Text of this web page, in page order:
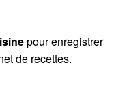
pour enregistrer
de recettes.